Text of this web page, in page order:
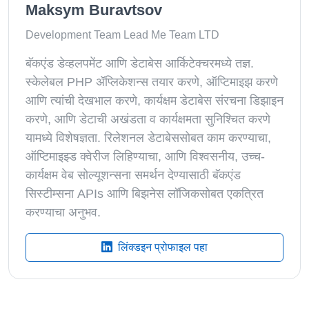
Maksym Buravtsov
Development Team Lead Me Team LTD
बॅकएंड डेव्हलपमेंट आणि डेटाबेस आर्किटेक्चरमध्ये तज्ञ.
स्केलेबल PHP ॲप्लिकेशन्स तयार करणे, ऑप्टिमाइझ करणे
आणि त्यांची देखभाल करणे, कार्यक्षम डेटाबेस संरचना डिझाइन
करणे, आणि डेटाची अखंडता व कार्यक्षमता सुनिश्चित करणे
यामध्ये विशेषज्ञता. रिलेशनल डेटाबेससोबत काम करण्याचा,
ऑप्टिमाइझ्ड क्वेरीज लिहिण्याचा, आणि विश्वसनीय, उच्च-
कार्यक्षम वेब सोल्यूशन्सना समर्थन देण्यासाठी बॅकएंड
सिस्टीम्सना APIs आणि बिझनेस लॉजिकसोबत एकत्रित
करण्याचा अनुभव.
लिंक्डइन प्रोफाइल पहा